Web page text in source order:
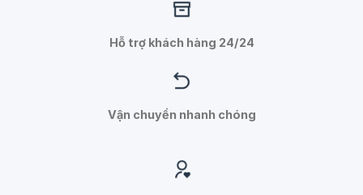
Hỗ trợ khách hàng 24/24
Vận chuyển nhanh chóng